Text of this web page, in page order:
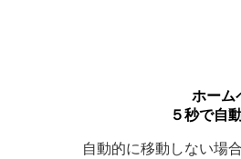
ホーム
５秒で自
自動的に移動しない場